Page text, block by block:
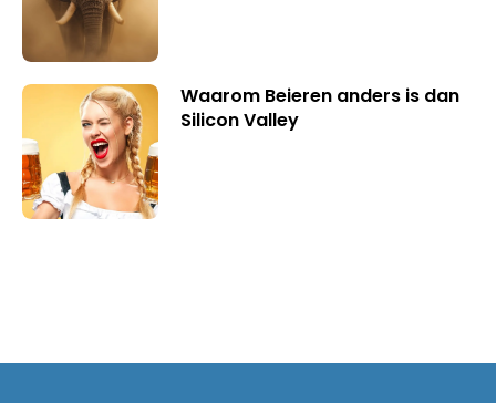
Waarom Beieren anders is dan
Silicon Valley